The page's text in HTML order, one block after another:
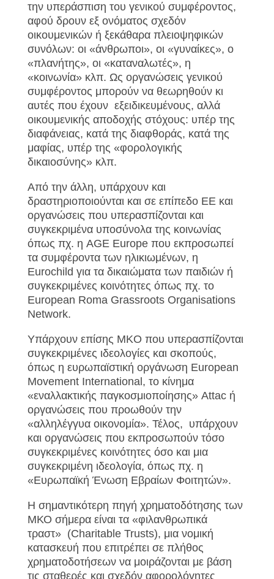
την υπεράσπιση του γενικού συμφέροντος,
αφού δρουν εξ ονόματος σχεδόν
οικουμενικών ή ξεκάθαρα πλειοψηφικών
συνόλων: οι «άνθρωποι», οι «γυναίκες», ο
«πλανήτης», οι «καταναλωτές», η
«κοινωνία» κλπ. Ως οργανώσεις γενικού
συμφέροντος μπορούν να θεωρηθούν κι
αυτές που έχουν εξειδικευμένους, αλλά
οικουμενικής αποδοχής στόχους: υπέρ της
διαφάνειας, κατά της διαφθοράς, κατά της
μαφίας, υπέρ της «φορολογικής
δικαιοσύνης» κλπ.
Από την άλλη, υπάρχουν και
δραστηριοποιούνται και σε επίπεδο ΕΕ και
οργανώσεις που υπερασπίζονται και
συγκεκριμένα υποσύνολα της κοινωνίας
όπως πχ. η AGE Europe που εκπροσωπεί
τα συμφέροντα των ηλικιωμένων, η
Eurochild για τα δικαιώματα των παιδιών ή
συγκεκριμένες κοινότητες όπως πχ. το
European Roma Grassroots Organisations
Network.
Υπάρχουν επίσης MKO που υπερασπίζονται
συγκεκριμένες ιδεολογίες και σκοπούς,
όπως η ευρωπαϊστική οργάνωση European
Movement International, το κίνημα
«εναλλακτικής παγκοσμιοποίησης» Attac ή
οργανώσεις που προωθούν την
«αλληλέγγυα οικονομία». Τέλος, υπάρχουν
και οργανώσεις που εκπροσωπούν τόσο
συγκεκριμένες κοινότητες όσο και μια
συγκεκριμένη ιδεολογία, όπως πχ. η
«Ευρωπαϊκή Ένωση Εβραίων Φοιτητών».
H σημαντικότερη πηγή χρηματοδότησης των
ΜΚΟ σήμερα είναι τα «φιλανθρωπικά
τραστ» (Charitable Trusts), μια νομική
κατασκευή που επιτρέπει σε πλήθος
χρηματοδοτήσεων να μοιράζονται με βάση
τις σταθερές και σχεδόν αφορολόγητες